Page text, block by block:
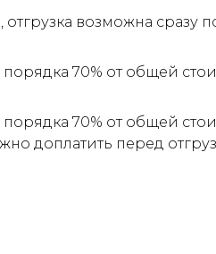
возможна сразу
70% от общей
70% от общей
доплатить перед